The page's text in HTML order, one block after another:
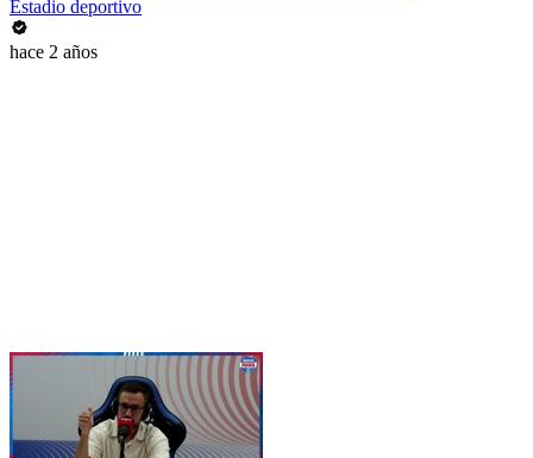
Estadio deportivo
hace 2 años